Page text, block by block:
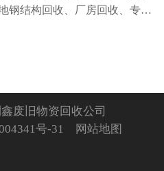
钢结构回收、厂房回收、专业
废旧物资回收公司
号-31 网站地图